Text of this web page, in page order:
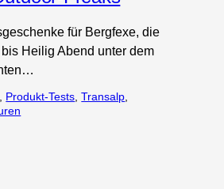
für Bergfexe, die
Heilig Abend unter dem
Produkt-Tests , Transalp